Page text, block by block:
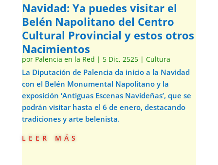
Navidad: Ya puedes visitar el
Belén Napolitano del Centro
Cultural Provincial y estos otros
Nacimientos
por Palencia en la Red | 5 Dic, 2525| Cultura
La Diputación de Palencia da inicio a la Navidad
con el Belén Monumental Napolitano y la
exposición ‘Antiguas Escenas Navideñas’, que se
podrán visitar hasta el 6 de enero, destacando
tradiciones y arte belenista.
leer más